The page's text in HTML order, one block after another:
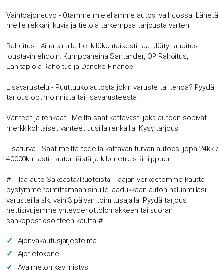
Vaihtoajoneuvo - Otamme mielellämme autosi vaihdossa. Lähetä
meille rekkari, kuvia ja tietoja tarkempaa tarjousta varten!
Rahoitus - Aina sinulle henkilökohtaisesti räätälöity rahoitus
joustavin ehdoin. Kumppaneina Santander, OP Rahoitus,
Lähitapiola Rahoitus ja Danske Finance
Lisävarustelu - Puuttuuko autosta jokin varuste tai tehoa? Pyydä
tarjous optimoinnista tai lisävarusteesta
Vanteet ja renkaat - Meiltä saat kattavasti joka autoon sopivat
merkkikohtaiset vanteet uusilla renkailla. Kysy tarjous!
Lisäturva - Saat meiltä todella kattavan turvan autoosi jopa 24kk /
40000km asti - auton iästä ja kilometreistä riippuen
# Tilaa auto Saksasta/Ruotsista - laajan verkostomme kautta
pystymme toimittamaan sinulle laadukkaan auton haluamillasi
varusteilla alk. vain 3 päivän toimitusajalla! Pyydä tarjous
nettisivujemme yhteydenottolomakkeen tai suoran
sähköpostiosoitteen kautta #
Ajonvakautusjärjestelmä
Ajotietokone
Avaimeton käynnistys